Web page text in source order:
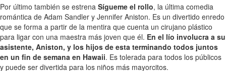
Por último también se estrena Sígueme el rollo, la última comedia
romántica de Adam Sandler y Jennifer Aniston. Es un divertido enredo
que se forma a partir de la mentira que cuenta un cirujano plástico
para ligar con una maestra más joven que él. En el lío involucra a su
asistente, Aniston, y los hijos de esta terminando todos juntos
en un fin de semana en Hawaii. Es tolerada para todos los públicos
y puede ser divertida para los niños más mayorcitos.